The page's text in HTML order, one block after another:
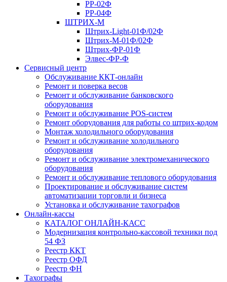
РР-02Ф
РР-04Ф
ШТРИХ-М
Штрих-Light-01Ф/02Ф
Штрих-М-01Ф/02Ф
Штрих-ФР-01Ф
Элвес-ФР-Ф
Сервисный центр
Обслуживание ККТ-онлайн
Ремонт и поверка весов
Ремонт и обслуживание банковского
оборудования
Ремонт и обслуживание POS-систем
Ремонт оборудования для работы со штрих-кодом
Монтаж холодильного оборудования
Ремонт и обслуживание холодильного
оборудования
Ремонт и обслуживание электромеханического
оборудования
Ремонт и обслуживание теплового оборудования
Проектирование и обслуживание систем
автоматизации торговли и бизнеса
Установка и обслуживание тахографов
Онлайн-кассы
КАТАЛОГ ОНЛАЙН-КАСС
Модернизация контрольно-кассовой техники под
54 ФЗ
Реестр ККТ
Реестр ОФД
Реестр ФН
Тахографы